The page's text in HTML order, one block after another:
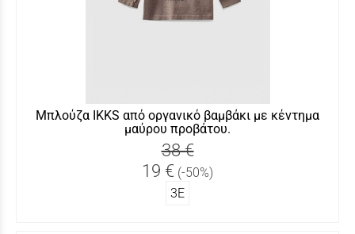
Μπλούζα IKKS από οργανικό βαμβάκι με κέντημα
μαύρου προβάτου.
38 €
19 € (-50%)
3Ε